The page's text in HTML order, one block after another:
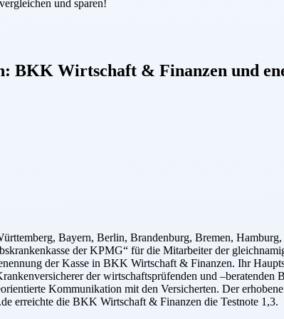
und sparen!
BKK Wirtschaft & Finanzen und
Bayern, Berlin, Brandenburg, Bremen,
der KPMG“ für die Mitarbeiter der
der Kasse in BKK Wirtschaft & Finanzen. Ihr
der wirtschaftsprüfenden und
Kommunikation mit den Versicherten. Der
erreichte die BKK Wirtschaft & Finanzen die Testnote 1,3.